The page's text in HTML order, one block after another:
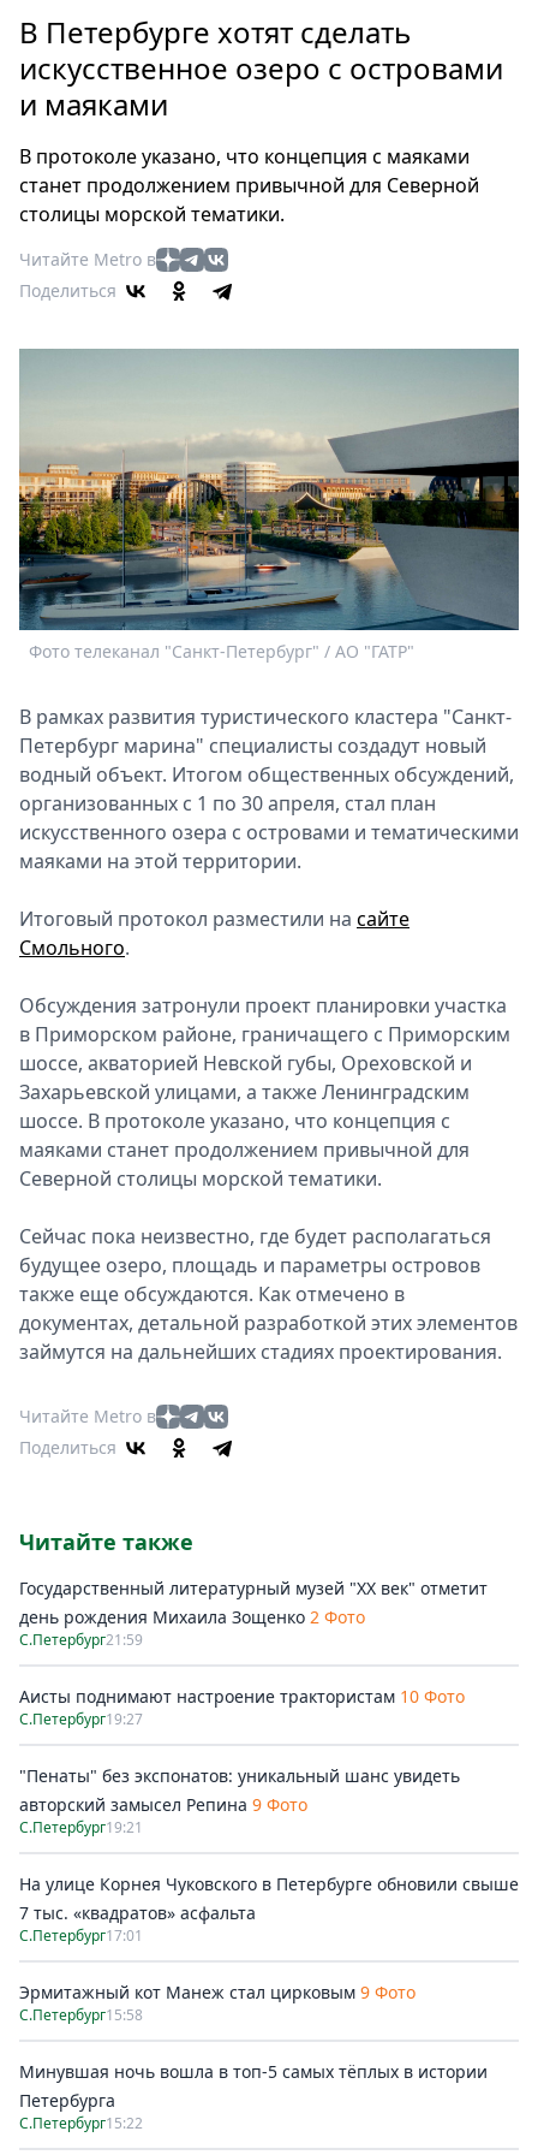
Россия
Мир
Здоровье
Туризм
Мода
Театр
Кино
Афиша
релизы
О
Metro
Стримы
Спецпроекты
Звезды
Выборы
2026
Metro
В Петербурге хотят сделать
искусственное озеро с островами
и маяками
В протоколе указано, что концепция с маяками
станет продолжением привычной для Северной
столицы морской тематики.
Читайте Metro в
Поделиться
Фото телеканал "Санкт-Петербург" / АО "ГАТР"
В рамках развития туристического кластера "Санкт-
Петербург марина" специалисты создадут новый
водный объект. Итогом общественных обсуждений,
организованных с 1 по 30 апреля, стал план
искусственного озера с островами и тематическими
маяками на этой территории.
Итоговый протокол разместили на сайте
Смольного.
Обсуждения затронули проект планировки участка
в Приморском районе, граничащего с Приморским
шоссе, акваторией Невской губы, Ореховской и
Захарьевской улицами, а также Ленинградским
шоссе. В протоколе указано, что концепция с
маяками станет продолжением привычной для
Северной столицы морской тематики.
Сейчас пока неизвестно, где будет располагаться
будущее озеро, площадь и параметры островов
также еще обсуждаются. Как отмечено в
документах, детальной разработкой этих элементов
займутся на дальнейших стадиях проектирования.
Читайте Metro в
Поделиться
Читайте также
Государственный литературный музей "ХХ век" отметит
день рождения Михаила Зощенко 2 Фото
С.Петербург21:59
Аисты поднимают настроение трактористам 10 Фото
С.Петербург19:27
"Пенаты" без экспонатов: уникальный шанс увидеть
авторский замысел Репина 9 Фото
С.Петербург19:21
На улице Корнея Чуковского в Петербурге обновили свыше
7 тыс. «квадратов» асфальта
С.Петербург17:01
Эрмитажный кот Манеж стал цирковым 9 Фото
С.Петербург15:58
Минувшая ночь вошла в топ-5 самых тёплых в истории
Петербурга
С.Петербург15:22